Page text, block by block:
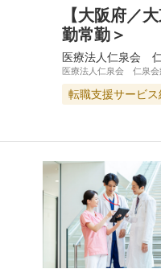
【大阪府／
勤常勤＞
医療法人仁泉会
医療法人仁泉会 仁泉会
転職支援サービス